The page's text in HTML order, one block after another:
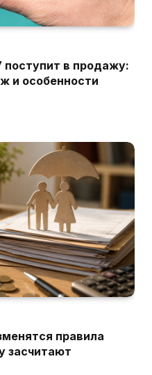
поступит в продажу:
и особенности
правила
засчитают